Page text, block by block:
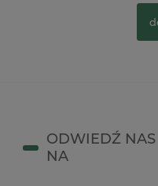
ODWIEDŹ NAS
NA